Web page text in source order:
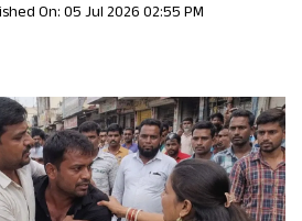
On: 05 Jul 2026 02:55 PM